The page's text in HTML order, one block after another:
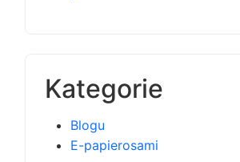
Kategorie
Blogu
E-papierosami